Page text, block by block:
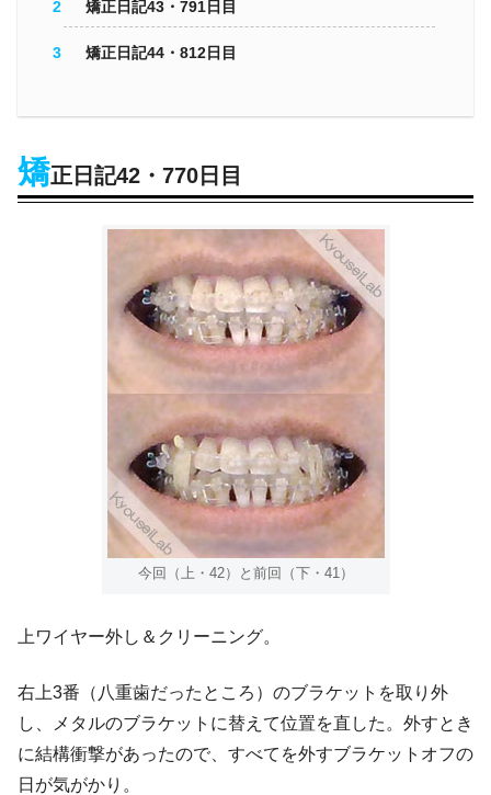
矯正日記43・791日目
矯正日記44・812日目
矯正日記42・770日目
今回（上・42）と前回（下・41）
上ワイヤー外し＆クリーニング。
右上3番（八重歯だったところ）のブラケットを取り外
し、メタルのブラケットに替えて位置を直した。外すとき
に結構衝撃があったので、すべてを外すブラケットオフの
日が気がかり。